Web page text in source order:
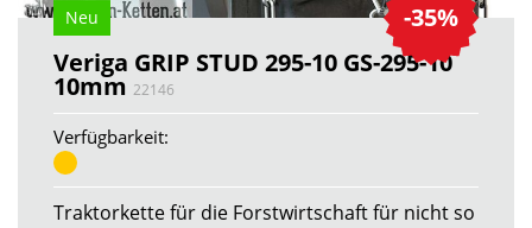
-35%
Neu
Veriga GRIP STUD 295-10 GS-295-10
10mm 22146
Verfügbarkeit:
Traktorkette für die Forstwirtschaft für nicht so